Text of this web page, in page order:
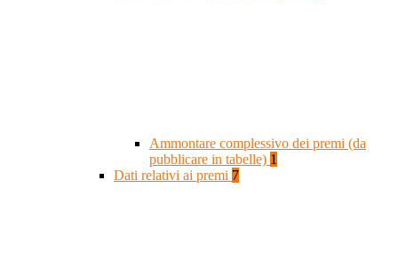
Ammontare complessivo dei premi (da
pubblicare in tabelle) 1
Dati relativi ai premi 7